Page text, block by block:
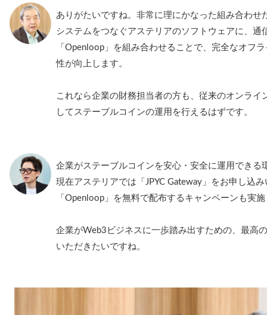
ありがたいですね。非常に理にかなった組み合わせ
システムをつなぐアステリアのソフトウェアに、通
「Openloop」を組み合わせることで、完全なオフ
性が向上します。
これなら企業の財務担当者の方も、従来のオンライ
してステーブルコインの運用を行えるはずです。
企業がステーブルコインを安心・安全に運用できる
現在アステリアでは「JPYC Gateway」をお申し込
「Openloop」を無料で配布するキャンペーンも実
企業がWeb3ビジネスに一歩踏み出すための、最高
いただきたいですね。